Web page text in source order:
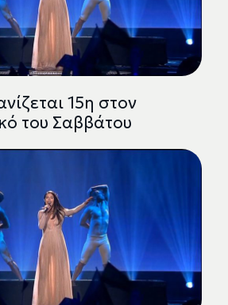
15η στον
του Σαββάτου